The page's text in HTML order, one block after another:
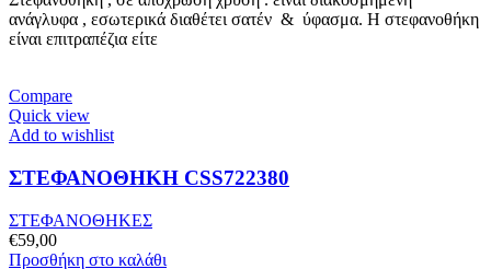
ανάγλυφα , εσωτερικά διαθέτει σατέν & ύφασμα. Η στεφανοθήκη
είναι επιτραπέζια είτε
Compare
Quick view
Add to wishlist
ΣΤΕΦΑΝΟΘΗΚΗ CSS722380
ΣΤΕΦΑΝΟΘΗΚΕΣ
€59,00
Προσθήκη στο καλάθι